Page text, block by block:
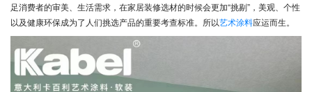
足消费者的审美、生活需求，在家居装修选材的时候会更加“挑剔”，美观、个性
以及健康环保成为了人们挑选产品的重要考查标准。所以艺术涂料应运而生。